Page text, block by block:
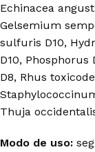
Echinacea
Gelsemium
sulfuris D10,
D10,
D8, Rhus
Thuja
Modo de uso: